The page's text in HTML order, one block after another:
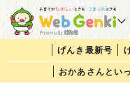
げんき最新号
おかあさんとい